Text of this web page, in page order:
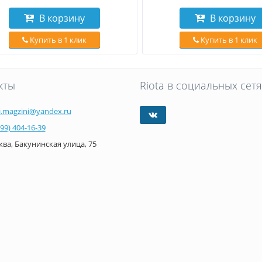
В корзину
Купить в 1 клик
В корзину
Купить в 1 клик
404-16-39
Бакунинская улица, 75
Riota в социальных